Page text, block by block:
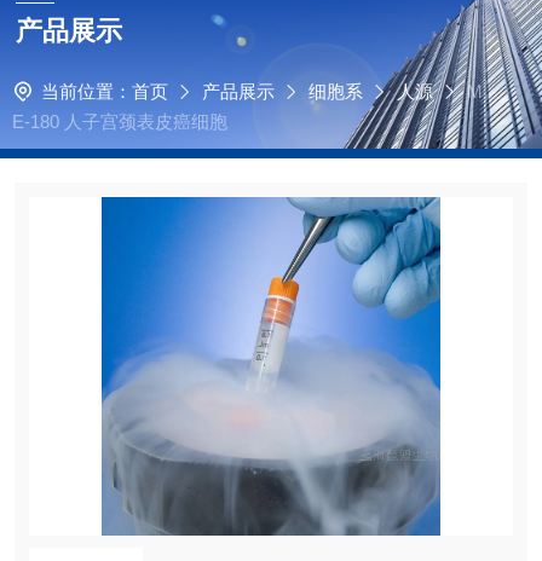
产品展示
当前位置： 首页 产品展示 细胞系 人源
M
E-180 人子宫颈表皮癌细胞